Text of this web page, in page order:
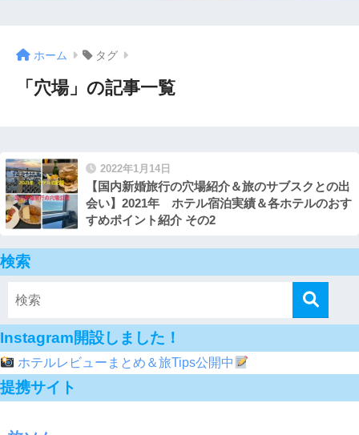
ホーム タグ
「穴場」の記事一覧
2022年1月14日
【国内新婚旅行の穴場紹介＆旅のサブスクとの出
会い】2021年 ホテル宿泊実績＆各ホテルのおす
すめポイント紹介 その2
検索
Instagram開設しました！
ホテルレビューまとめ＆旅Tips公開中
提携サイト